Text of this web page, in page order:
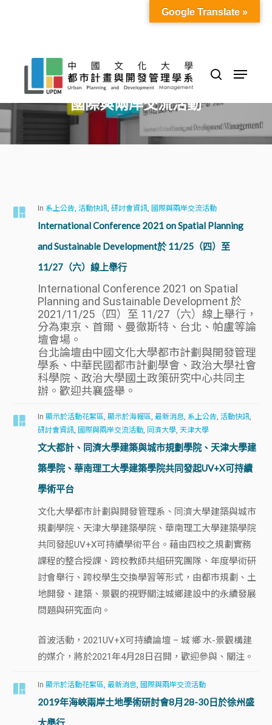
content
search
Menu
Category
國際與兩岸交流活動
In 系上公告 ,活動快訊 ,研討會資訊 國際與兩岸交流活動
International Conference 2021 on Spatial Planning
and Sustainable Development於 11/25（四）至
11/27（六）線上舉行
International Conference 2021 on Spatial
Planning and Sustainable Development 於
2021/11/25（四）至 11/27（六）線上舉行，
分為東京、首爾、曼徹斯特、台北、帕盧等論
壇會場。
台北論壇由中國文化大學都市計劃與開發管理
學系、中華民國都市計劃學會、政治大學社會
科學院、政治大學國土政策研究中心共同主
辦。歡迎共襄盛舉。
In顯示於活動花絮區 ,顯示於海報區 ,最新消息 系上公告 ,活動快訊
研討會資訊 國際與兩岸交流活動 同濟大學 ,天津大學
文大都計、同濟大學建築與城市規劃學院、天津大學建
築學院、華南理工大學建築學院共同發起UV+X可持續
學術平台
文化大學都市計劃與開發管理系、同濟大學建築與城市
規劃學院、天津大學建築學院、華南理工大學建築學院
共同發起UV+X可持續學術平台。藉由四校之規劃實務
課程的整合授課、跨校教師共組研究團隊、年度學術研
討會舉行、跨校學生交換學習等形式，由都市規劃、土
地開發、建築、景觀的視野關注城鄉建設中的永續發展
問題與研究面向。
首波活動，2021UV+X可持續論壇 – 城˙鄉˙水-景觀構建
的媒介，將於2021年4月28日召開，歡迎參與、關注。
In顯示於活動花絮區,最新消息, 國際與兩岸交流活動
2019年海峽兩岸土地學術研討會8月28-30日於徐州盛
大舉行
Google Translate »